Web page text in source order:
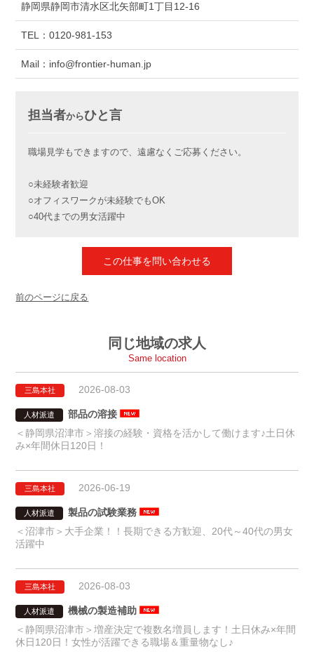
静岡県静岡市清水区北矢部町1丁目12-16
TEL：0120-981-153
Mail：info@frontier-human.jp
担当者からひと言
職場見学もできますので、遠慮なくご応募ください。
○未経験者歓迎
○オフィスワークが未経験でもOK
○40代までの男女活躍中
この仕事を問い合わせる
前のページに戻る
同じ地域の求人
Same location
三島本社 2026-08-03
人材派遣
部品の溶接
＜静岡県沼津市＞溶接の経験・資格を活かして働けます♪土日休
み×年間休日120日！
三島本社 2026-06-19
人材派遣
製品の試験業務
＜沼津市＞大手企業！！長期できる方歓迎、20代～40代の男女
活躍中
三島本社 2026-08-03
人材派遣
機械の製造補助
＜静岡県沼津市＞増産決定で複数名増員します！土日休み×年間
休日120日！女性が活躍できる職場＆重量物なし♪